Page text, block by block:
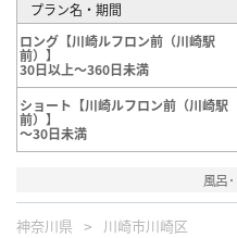
プラン名・期間
ロング【川崎ルフロン前（川崎駅
前）】
30日以上～360日未満
ショート【川崎ルフロン前（川崎駅
前）】
～30日未満
風呂
神奈川県 川崎市川崎区